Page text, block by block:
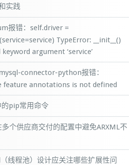
实践
报错：self.driver =
TypeError: __init__()
argument ‘service’
connector-python报错：
feature annotations is not defined
pip常用命令
多个供应商交付的配置中避免ARXML不
线程池）设计应关注哪些扩展性问